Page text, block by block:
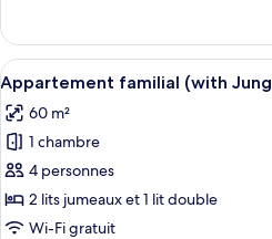
Chambre
simple
panoramique
(with
Jungfrau
View)
Chambre
simple
panoramique
(with
Jungfrau
View)
Afficher
toutes
les
photos
pour
ce
type
10
Appartement familial (with
60 m²
1 chambre
4 personnes
2 lits jumeaux et 1 lit double
Wi-Fi gratuit